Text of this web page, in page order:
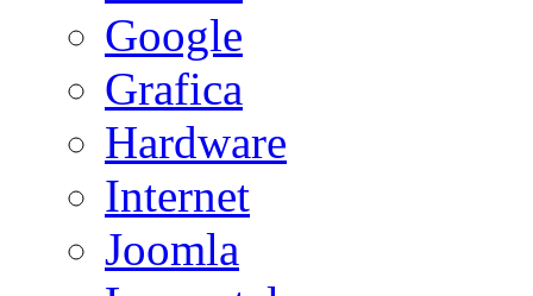
Google
Grafica
Hardware
Internet
Joomla